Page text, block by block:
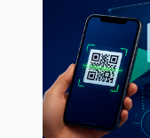
谈谈开放
API微信小程序
开放平台扫码登
制、扫码登录